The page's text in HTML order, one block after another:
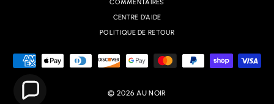
COMMENTAIRES
CENTRE D'AIDE
POLITIQUE DE RETOUR
© 2026 AU NOIR